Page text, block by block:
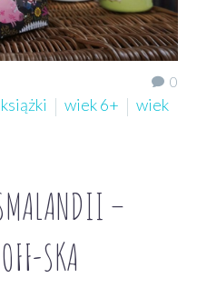
0
książki wiek 6+
wiek
–
SKA